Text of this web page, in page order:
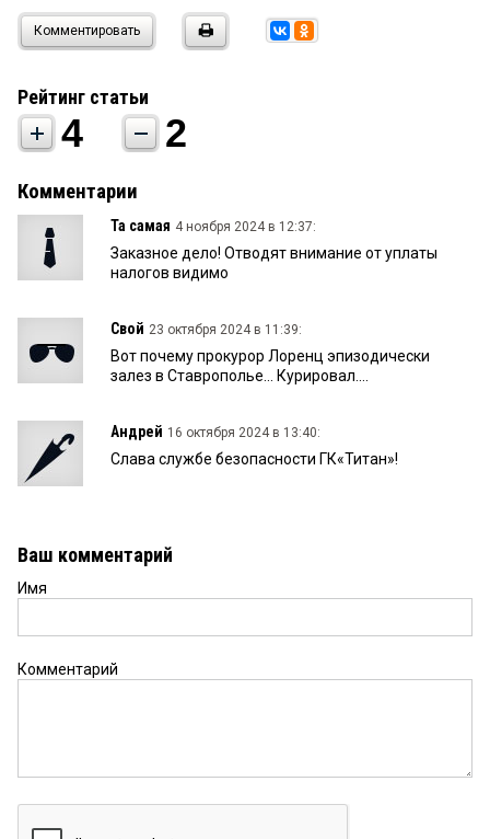
Комментировать
Рейтинг статьи
4 2
Комментарии
Та самая 4 ноября 2024 в 12:37:
Заказное дело! Отводят внимание от уплаты
налогов видимо
Свой 23 октября 2024 в 11:39:
Вот почему прокурор Лоренц эпизодически
залез в Ставрополье... Курировал....
Андрей 16 октября 2024 в 13:40:
Слава службе безопасности ГК«Титан»!
Ваш комментарий
Имя
Комментарий